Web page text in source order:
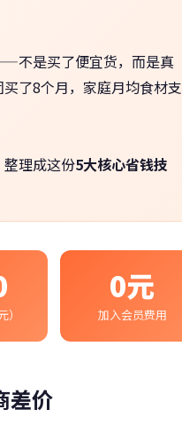
不是买了便宜货，而是真
了8个月，家庭月均食材支
理成这份5大核心省钱技
0元
加入会员费用
差价